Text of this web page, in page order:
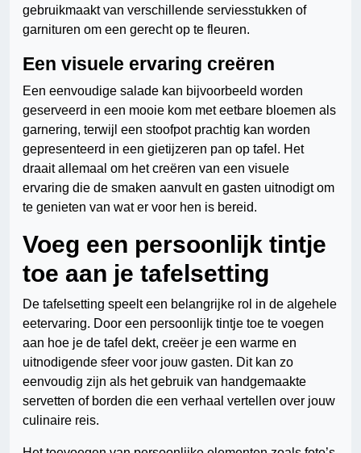
gebruikmaakt van verschillende serviesstukken of
garnituren om een gerecht op te fleuren.
Een visuele ervaring creëren
Een eenvoudige salade kan bijvoorbeeld worden
geserveerd in een mooie kom met eetbare bloemen als
garnering, terwijl een stoofpot prachtig kan worden
gepresenteerd in een gietijzeren pan op tafel. Het
draait allemaal om het creëren van een visuele
ervaring die de smaken aanvult en gasten uitnodigt om
te genieten van wat er voor hen is bereid.
Voeg een persoonlijk tintje
toe aan je tafelsetting
De tafelsetting speelt een belangrijke rol in de algehele
eetervaring. Door een persoonlijk tintje toe te voegen
aan hoe je de tafel dekt, creëer je een warme en
uitnodigende sfeer voor jouw gasten. Dit kan zo
eenvoudig zijn als het gebruik van handgemaakte
servetten of borden die een verhaal vertellen over jouw
culinaire reis.